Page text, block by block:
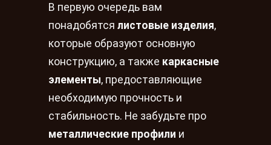
В первую очередь вам
понадобятся листовые изделия,
которые образуют основную
конструкцию, а также каркасные
элементы, предоставляющие
необходимую прочность и
стабильность. Не забудьте про
металлические профили и